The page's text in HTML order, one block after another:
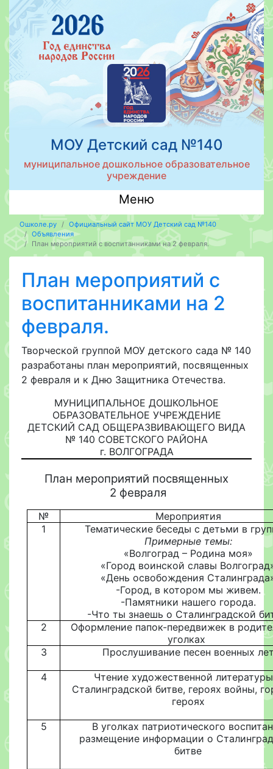
МОУ Детский сад №140
муниципальное дошкольное образовательное
учреждение
Меню
Ошколе.ру
Официальный сайт МОУ Детский сад №140
Объявления
План мероприятий с воспитанниками на 2 февраля.
План мероприятий с
воспитанниками на 2
февраля.
Творческой группой МОУ детского сада № 140
разработаны план мероприятий, посвященных
2 февраля и к Дню Защитника Отечества.
МУНИЦИПАЛЬНОЕ ДОШКОЛЬНОЕ
ОБРАЗОВАТЕЛЬНОЕ УЧРЕЖДЕНИЕ
ДЕТСКИЙ САД ОБЩЕРАЗВИВАЮЩЕГО ВИДА
№ 140 СОВЕТСКОГО РАЙОНА
г. ВОЛГОГРАДА
План мероприятий посвященных
2 февраля
№
Мероприятия
1
Тематические беседы с детьми в
Примерные темы:
«Волгоград – Родина моя»
«Город воинской славы
«День освобождения
-Город, в котором мы живем.
-Памятники нашего города.
-Что ты знаешь о Сталинградской
2
Оформление папок-передвижек в
уголках
3
Прослушивание песен военных
4
Чтение художественной
Сталинградской битве, героях войны,
героях
5
В уголках патриотического
размещение информации о
битве